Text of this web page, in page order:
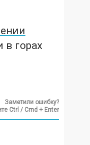
в горах
Заметили ошибку?
Ctrl / Cmd + Enter